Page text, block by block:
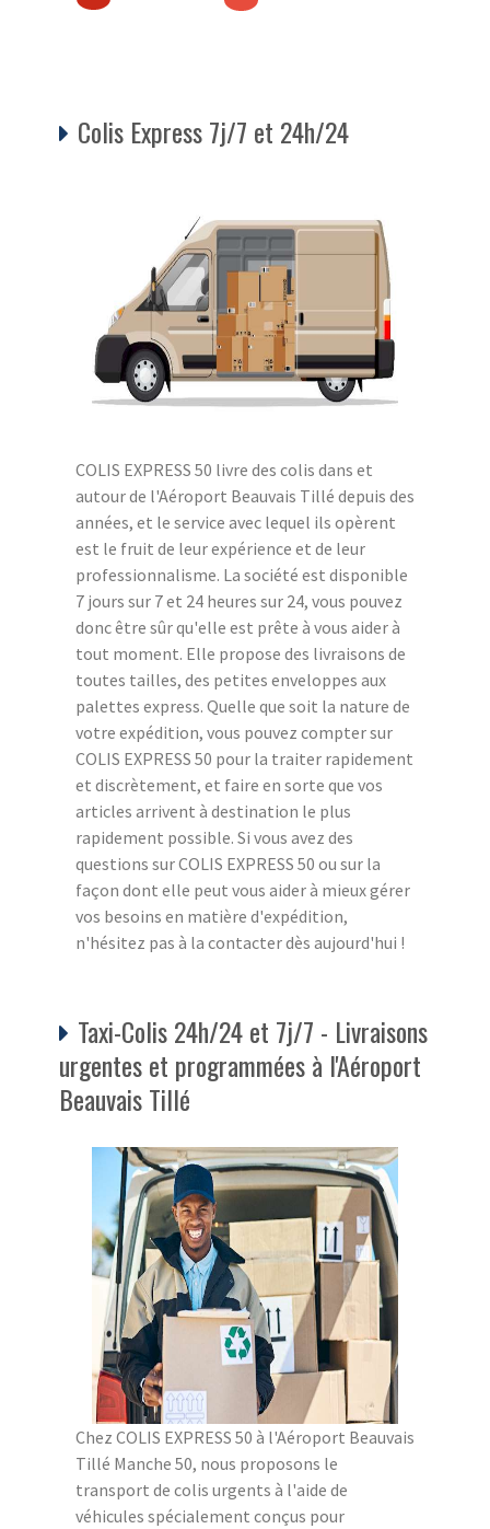
Colis Express 7j/7 et 24h/24
COLIS EXPRESS 50 livre des colis dans et
autour de l'Aéroport Beauvais Tillé depuis des
années, et le service avec lequel ils opèrent
est le fruit de leur expérience et de leur
professionnalisme. La société est disponible
7 jours sur 7 et 24 heures sur 24, vous pouvez
donc être sûr qu'elle est prête à vous aider à
tout moment. Elle propose des livraisons de
toutes tailles, des petites enveloppes aux
palettes express. Quelle que soit la nature de
votre expédition, vous pouvez compter sur
COLIS EXPRESS 50 pour la traiter rapidement
et discrètement, et faire en sorte que vos
articles arrivent à destination le plus
rapidement possible. Si vous avez des
questions sur COLIS EXPRESS 50 ou sur la
façon dont elle peut vous aider à mieux gérer
vos besoins en matière d'expédition,
n'hésitez pas à la contacter dès aujourd'hui !
Taxi-Colis 24h/24 et 7j/7 - Livraisons
urgentes et programmées à l'Aéroport
Beauvais Tillé
Chez COLIS EXPRESS 50 à l'Aéroport Beauvais
Tillé Manche 50, nous proposons le
transport de colis urgents à l'aide de
véhicules spécialement conçus pour